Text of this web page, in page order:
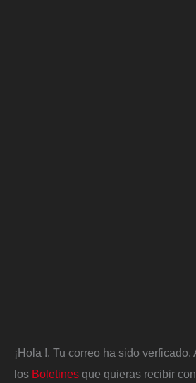
¡Hola !, Tu correo ha sido
los Boletines que quieras recibir